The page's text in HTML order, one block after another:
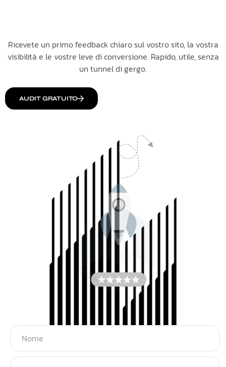
Ricevete un primo feedback chiaro sul vostro sito, la vostra
visibilità e le vostre leve di conversione. Rapido, utile, senza
un tunnel di gergo.
AUDIT GRATUITO